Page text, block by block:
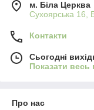
м. Біла Церква
Сухоярська 16,
Контакти
Сьогодні
Показати весь
Про нас